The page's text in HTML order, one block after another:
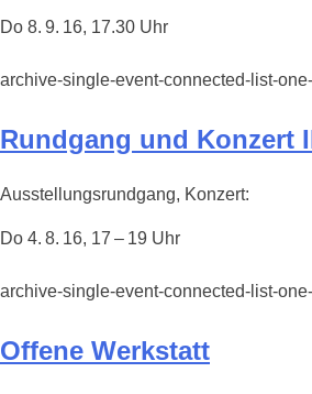
Do 8. 9. 16, 17.30 Uhr
archive-single-event-connected-list-
Rundgang und Konzert
Ausstellungsrundgang, Konzert:
Do 4. 8. 16, 17 – 19 Uhr
archive-single-event-connected-list-
Offene Werkstatt